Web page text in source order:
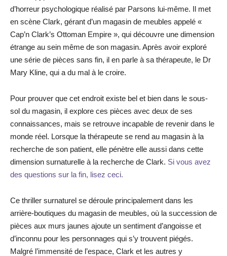
d’horreur psychologique réalisé par Parsons lui-même. Il met
en scène Clark, gérant d’un magasin de meubles appelé «
Cap’n Clark’s Ottoman Empire », qui découvre une dimension
étrange au sein même de son magasin. Après avoir exploré
une série de pièces sans fin, il en parle à sa thérapeute, le Dr
Mary Kline, qui a du mal à le croire.
Pour prouver que cet endroit existe bel et bien dans le sous-
sol du magasin, il explore ces pièces avec deux de ses
connaissances, mais se retrouve incapable de revenir dans le
monde réel. Lorsque la thérapeute se rend au magasin à la
recherche de son patient, elle pénètre elle aussi dans cette
dimension surnaturelle à la recherche de Clark. Si vous avez
des questions sur la fin, lisez ceci.
Ce thriller surnaturel se déroule principalement dans les
arrière-boutiques du magasin de meubles, où la succession de
pièces aux murs jaunes ajoute un sentiment d’angoisse et
d’inconnu pour les personnages qui s’y trouvent piégés.
Malgré l’immensité de l’espace, Clark et les autres y